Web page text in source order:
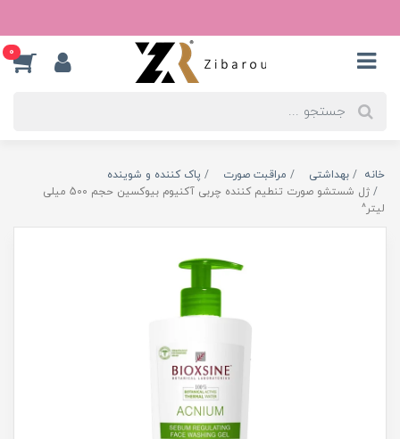
0
خانه بهداشتی مراقبت صورت
پاک کننده و شوینده
ژل شستشو صورت تنطیم کننده چربی آکنیوم بیوکسین حجم 500 میلی
لیتر^